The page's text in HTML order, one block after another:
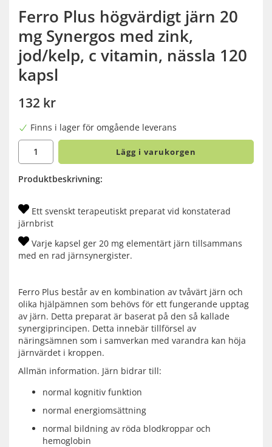
Ferro Plus högvärdigt järn 20
mg Synergos med zink,
jod/kelp, c vitamin, nässla 120
kapsl
132 kr
Finns i lager för omgående leverans
Lägg i varukorgen
Produktbeskrivning:
Ett svenskt terapeutiskt preparat vid konstaterad
järnbrist
Varje kapsel ger 20 mg elementärt järn tillsammans
med en rad järnsynergister.
Ferro Plus består av en kombination av tvåvärt järn och
olika hjälpämnen som behövs för ett fungerande upptag
av järn. Detta preparat är baserat på den så kallade
synergiprincipen. Detta innebär tillförsel av
näringsämnen som i samverkan med varandra kan höja
järnvärdet i kroppen.
Allmän information. Järn bidrar till:
normal kognitiv funktion
normal energiomsättning
normal bildning av röda blodkroppar och
hemoglobin